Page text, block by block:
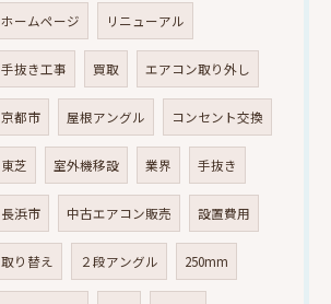
ホームページ リニューアル
手抜き工事 買取 エアコン取り外し
京都市 屋根アングル コンセント交換
東芝 室外機移設 業界 手抜き
長浜市 中古エアコン販売 設置費用
取り替え ２段アングル 250mm